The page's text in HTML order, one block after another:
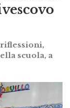
scuola, a